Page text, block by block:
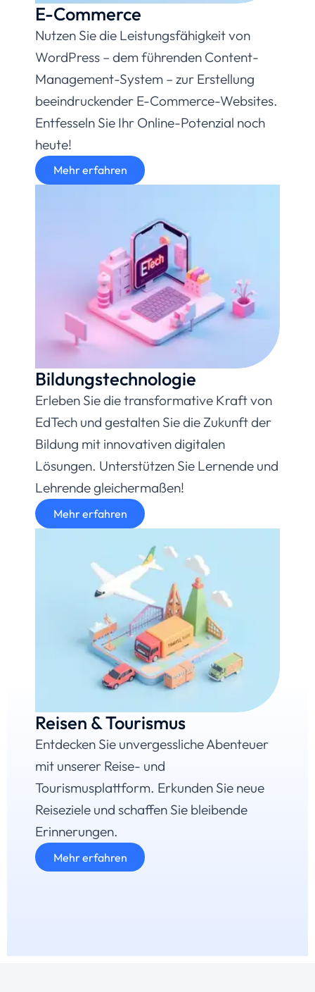
E-Commerce
Nutzen Sie die Leistungsfähigkeit von
WordPress – dem führenden Content-
Management-System – zur Erstellung
beeindruckender E-Commerce-Websites.
Entfesseln Sie Ihr Online-Potenzial noch
heute!
Mehr erfahren
Bildungstechnologie
Erleben Sie die transformative Kraft von
EdTech und gestalten Sie die Zukunft der
Bildung mit innovativen digitalen
Lösungen. Unterstützen Sie Lernende und
Lehrende gleichermaßen!
Mehr erfahren
Reisen & Tourismus
Entdecken Sie unvergessliche Abenteuer
mit unserer Reise- und
Tourismusplattform. Erkunden Sie neue
Reiseziele und schaffen Sie bleibende
Erinnerungen.
Mehr erfahren